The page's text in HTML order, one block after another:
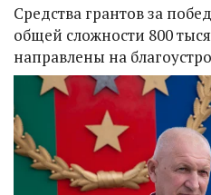
Средства грантов за
общей сложности 800
направлены на